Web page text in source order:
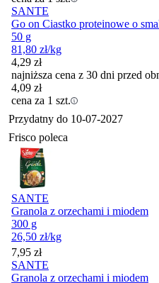
SANTE
Go on Ciastko proteinowe o
50 g
81,80 zł/kg
4,29 zł
najniższa cena z 30 dni przed
4,09 zł
cena za 1 szt.
Przydatny do 10-07-2027
Frisco poleca
SANTE
Granola z orzechami i miodem
300 g
26,50 zł/kg
Cena
7,95 zł
SANTE
Granola z orzechami i miodem